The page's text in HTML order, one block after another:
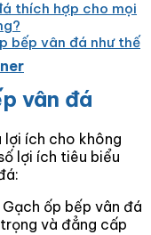
thích hợp cho mọi
bếp vân đá như thế
vân đá
lợi ích cho không
lợi ích tiêu biểu
Gạch ốp bếp vân đá
và đẳng cấp